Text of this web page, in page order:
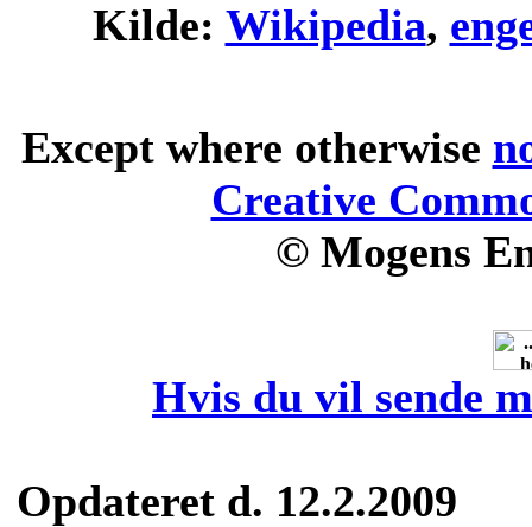
Kilde: Wikipedia,
Except where otherwise
Creative
© Mogens
Hvis du vil sende
Opdateret d. 12.2.2009